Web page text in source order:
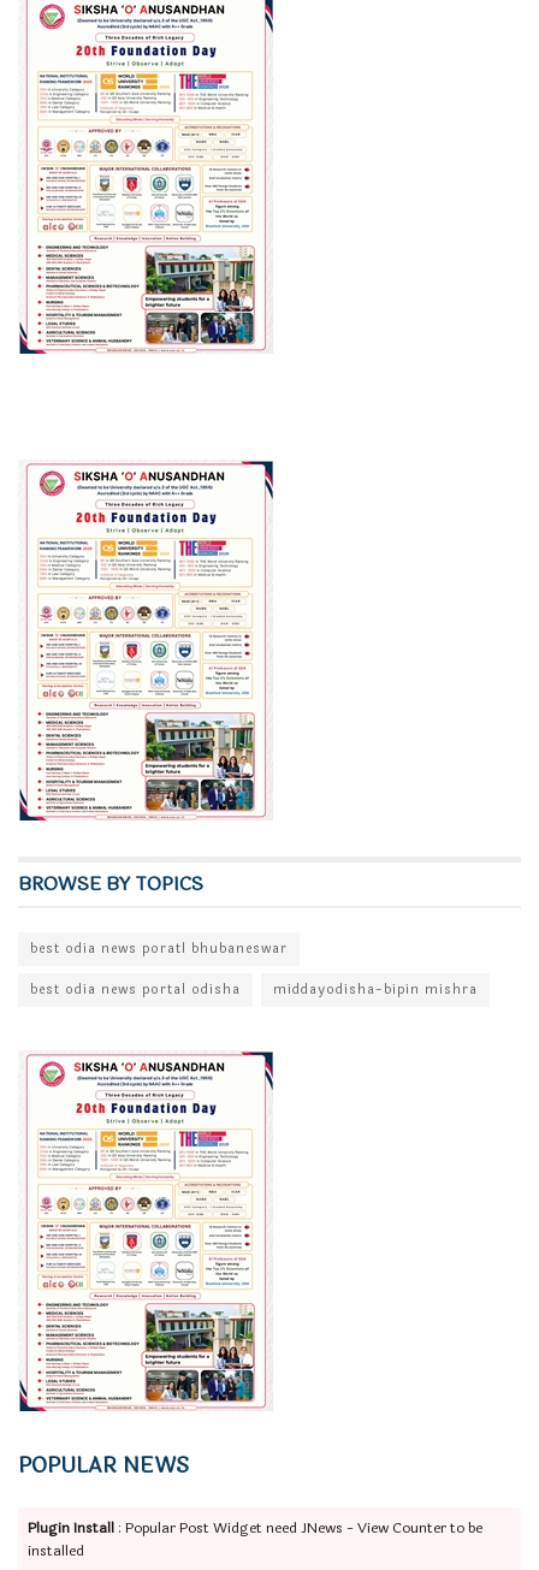
ଅଭିଯୋଗ ହେଉଛି କି ଏହି ସୁଇସାଇଡ୍ ନୋଟ୍ କୁ ଚାପି ଦେବାକୁ
ରାତାରାତି ପ୍ରୟାସ ହୋଇଥିଲା । ହାର୍ଟ ଆଟାକ୍ ରୂପ ଦେଇ
ମାମଲାରେ ଅନ୍ତ ଘଟାଇବାକୁ ଭରପୂର ଉଦ୍ୟମ ହୋଇଥିଲା ।
ମାମଲା ପ୍ରତ୍ୟାହାର ପାଇଁ ପରିବାର ଲୋକଙ୍କ ଉପରେ ଚାପ
ପକାଇବାକୁ ଚେଷ୍ଟା କରାଯାଇଥିଲା । ପ୍ରମୁଖ
ଗଣମାଧ୍ୟମକୁ ମନେଇ ଦିଆଯାଇଥିଲା । ମାତ୍ର ତାହା ସଫଳ
ହୋଇନାହିଁ । ସାନଖେମୁଣ୍ଡି ବିଧାୟକ ରମେଶ ଜେନାଙ୍କ
ହସ୍ତକ୍ଷେପ ଉଭୟ ହସ୍ପିଟାଲ୍ କର୍ତ୍ତୃପକ୍ଷ ଓ ପୁଲିସ ପାଇଁ
ଅଡୁଆ ହୋଇଯାଇଛି ।
ପ୍ରତିକ୍ରିୟା ମିଳିପାରିନାହିଁ ।
BROWSE BY TOPICS
best odia news poratl bhubaneswar
best odia news portal odisha
middayodisha-bipin mishra
POPULAR NEWS
Plugin Install : Popular Post Widget need JNews - View Counter to be
installed